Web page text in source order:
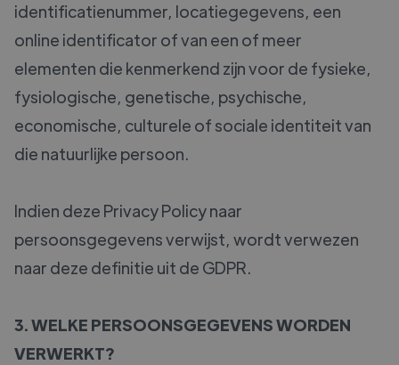
identificatienummer, locatiegegevens, een
online identificator of van een of meer
elementen die kenmerkend zijn voor de fysieke,
fysiologische, genetische, psychische,
economische, culturele of sociale identiteit van
die natuurlijke persoon.
Indien deze Privacy Policy naar
persoonsgegevens verwijst, wordt verwezen
naar deze definitie uit de GDPR.
3. WELKE PERSOONSGEGEVENS WORDEN
VERWERKT?